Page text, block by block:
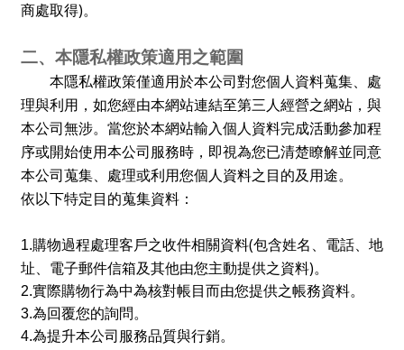
商處取得)。
二、本隱私權政策適用之範圍
本隱私權政策僅適用於本公司對您個人資料蒐集、處
理與利用，如您經由本網站連結至第三人經營之網站，與
本公司無涉。當您於本網站輸入個人資料完成活動參加程
序或開始使用本公司服務時，即視為您已清楚瞭解並同意
本公司蒐集、處理或利用您個人資料之目的及用途。
依以下特定目的蒐集資料：
1.購物過程處理客戶之收件相關資料(包含姓名、電話、地
址、電子郵件信箱及其他由您主動提供之資料)。
2.實際購物行為中為核對帳目而由您提供之帳務資料。
3.為回覆您的詢問。
4.為提升本公司服務品質與行銷。